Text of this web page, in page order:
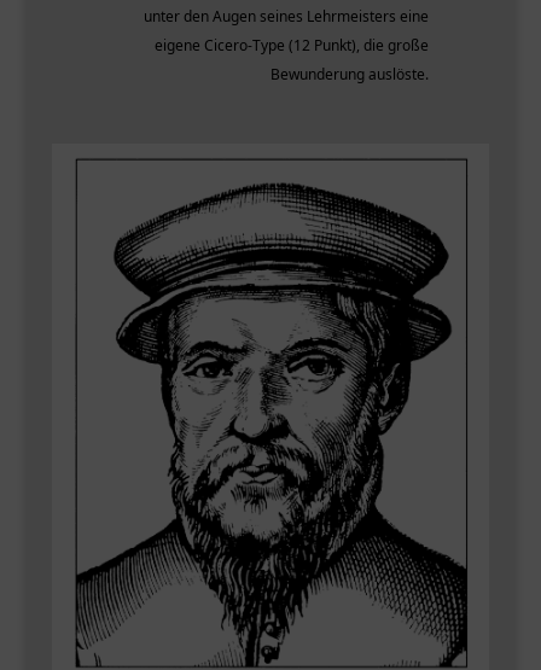
unter den Augen seines Lehrmeisters eine
eigene Cicero-Type (12 Punkt), die große
Bewunderung auslöste.